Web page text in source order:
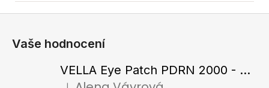
Vaše hodnocení
VELLA Eye Patch PDRN 2000 - Tající hydrogelové náplasti pod oči s PDRN 72 g / 60 ks